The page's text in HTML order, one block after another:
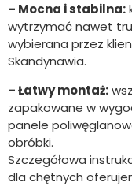
– Mocna i stabilna:
wytrzymać nawet
wybierana przez
Skandynawia.
– Łatwy montaż:
zapakowane w
panele
obróbki.
Szczegółowa
dla chętnych